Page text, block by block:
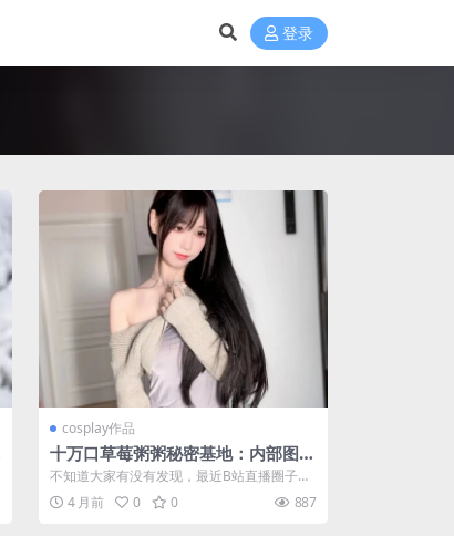
登录
cosplay作品
十万口草莓粥粥秘密基地：内部图片
与定制视频资源盘点
不知道大家有没有发现，最近B站直播圈子
里，十万口草莓粥粥这个名字出现的频率是真
的...4 月前 0 0 887